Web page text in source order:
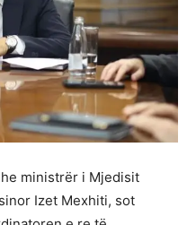
ministrër i Mjedisit
Izet Mexhiti, sot